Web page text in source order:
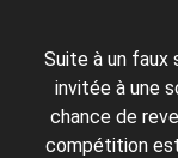
Suite à un faux
invitée à une
chance de
compétition